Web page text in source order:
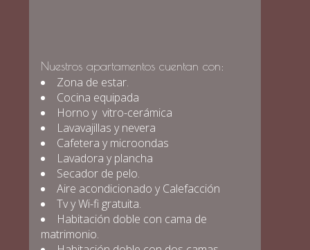
Nuestros apartamentos cuentan con:
Zona de estar.
Cocina equipada
Horno y vitro-cerámica
Lavavajillas y nevera
Cafetera y microondas
Lavadora y plancha
Secador de pelo.
Aire acondicionado y Calefacción
Tv y Wi-fi gratuita.
Habitación doble con cama de
matrimonio.